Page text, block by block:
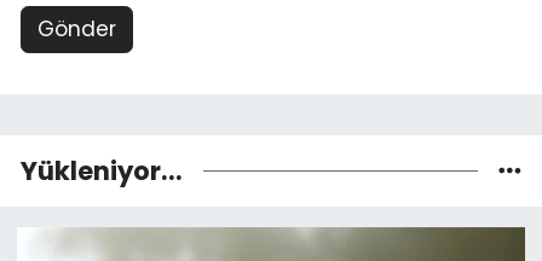
Gönder
Yükleniyor...